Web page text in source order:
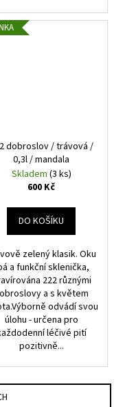
dobroslov / trávová /
0,3l / mandala
Skladem (3 ks)
600 Kč
DO KOŠÍKU
zelený klasik. Oku
a funkční sklenička,
222 různými
a s květem
odvádí svou
úlohu - určena pro
léčivé pití
pozitivně...